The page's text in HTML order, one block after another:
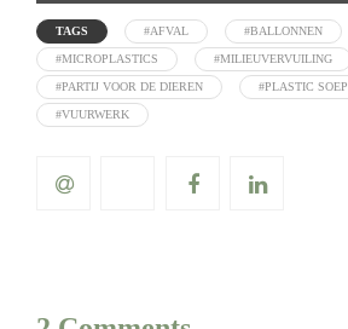
TAGS #AFVAL #BALLONNEN
#MICROPLASTICS #MILIEUVERVUILING
#PARTIJ VOOR DE DIEREN #PLASTIC SOEP
#VUURWERK